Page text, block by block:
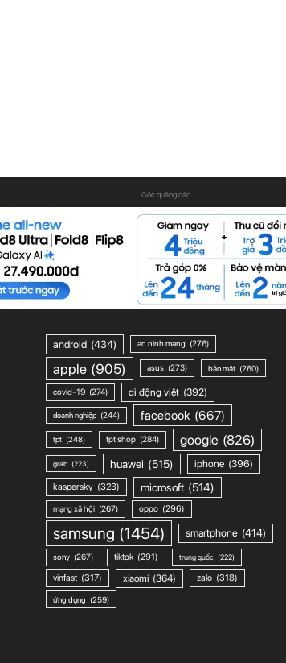
Góc quảng cáo
android (434) an ninh mạng (276)
apple (905) asus (273) bảo mật (260)
covid-19 (274) di động việt (392)
doanh nghiệp (244) facebook (667)
fpt (248) fpt shop (284) google (826)
grab (223) huawei (515) iphone (396)
kaspersky (323) microsoft (514)
mạng xã hội (267) oppo (296)
samsung (1454) smartphone (414)
sony (267) tiktok (291) trung quốc (222)
vinfast (317) xiaomi (364) zalo (318)
ứng dụng (259)